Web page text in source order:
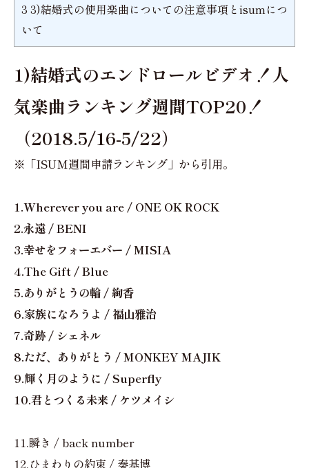
3 3)結婚式の使用楽曲についての注意事項とisumにつ
いて
1)結婚式のエンドロールビデオ！人
気楽曲ランキング週間TOP20！
（2018.5/16-5/22）
※「ISUM週間申請ランキング」から引用。
1.Wherever you are / ONE OK ROCK
2.永遠 / BENI
3.幸せをフォーエバー / MISIA
4.The Gift / Blue
5.ありがとうの輪 / 絢香
6.家族になろうよ / 福山雅治
7.奇跡 / シェネル
8.ただ、ありがとう / MONKEY MAJIK
9.輝く月のように / Superfly
10.君とつくる未来 / ケツメイシ
11.瞬き / back number
12.ひまわりの約束 / 秦基博